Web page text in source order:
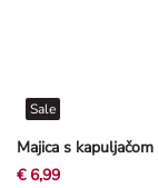
Sale
€ 6,99